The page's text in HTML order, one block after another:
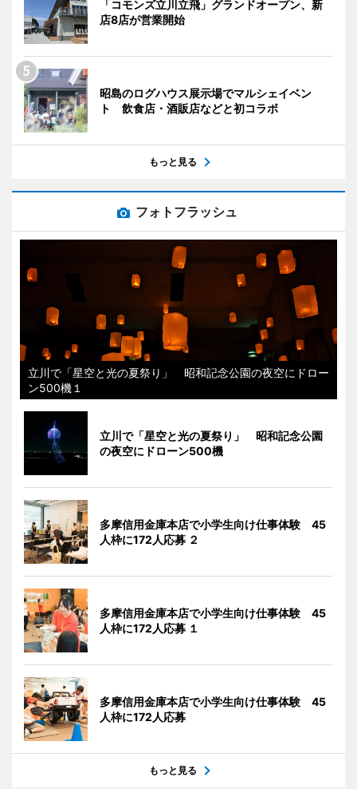
「コモンズ立川立飛」グランドオープン、新
店8店が営業開始
昭島のログハウス展示場でマルシェイベン
ト 飲食店・酒販店などと初コラボ
もっと見る
フォトフラッシュ
立川で「星空と光の夏祭り」 昭和記念公園の夜空にドロー
ン500機１
立川で「星空と光の夏祭り」 昭和記念公園
の夜空にドローン500機
多摩信用金庫本店で小学生向け仕事体験 45
人枠に172人応募 ２
多摩信用金庫本店で小学生向け仕事体験 45
人枠に172人応募 １
多摩信用金庫本店で小学生向け仕事体験 45
人枠に172人応募
もっと見る